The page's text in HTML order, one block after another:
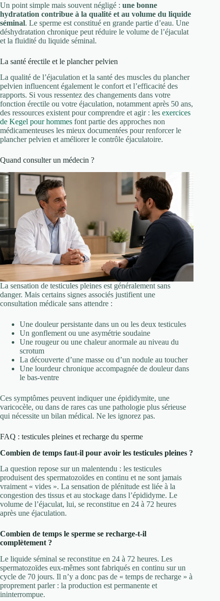
Un point simple mais souvent négligé : une bonne
hydratation contribue à la qualité et au volume du liquide
séminal. Le sperme est constitué en grande partie d’eau. Une
déshydratation chronique peut réduire le volume de l’éjaculat
et la fluidité du liquide séminal.
La santé érectile et le plancher pelvien
La qualité de l’éjaculation et la santé des muscles du plancher
pelvien influencent également le confort et l’efficacité des
rapports. Si vous ressentez des changements dans votre
fonction érectile ou votre éjaculation, notamment après 50 ans,
des ressources existent pour comprendre et agir : les exercices
de Kegel pour hommes font partie des approches non
médicamenteuses les mieux documentées pour renforcer le
plancher pelvien et améliorer le contrôle éjaculatoire.
Quand consulter un médecin ?
La sensation de testicules pleines est généralement sans
danger. Mais certains signes associés justifient une
consultation médicale sans attendre :
Une douleur persistante dans un ou les deux testicules
Un gonflement ou une asymétrie soudaine
Une rougeur ou une chaleur anormale au niveau du
scrotum
La découverte d’une masse ou d’un nodule au toucher
Une lourdeur chronique accompagnée de douleur dans
le bas-ventre
Ces symptômes peuvent indiquer une épididymite, une
varicocèle, ou dans de rares cas une pathologie plus sérieuse
qui nécessite un bilan médical. Ne les ignorez pas.
FAQ : testicules pleines et recharge du sperme
Combien de temps faut-il pour avoir les testicules pleines ?
La question repose sur un malentendu : les testicules
produisent des spermatozoïdes en continu et ne sont jamais
vraiment « vides ». La sensation de plénitude est liée à la
congestion des tissus et au stockage dans l’épididyme. Le
volume de l’éjaculat, lui, se reconstitue en 24 à 72 heures
après une éjaculation.
Combien de temps le sperme se recharge-t-il
complètement ?
Le liquide séminal se reconstitue en 24 à 72 heures. Les
spermatozoïdes eux-mêmes sont fabriqués en continu sur un
cycle de 70 jours. Il n’y a donc pas de « temps de recharge » à
proprement parler : la production est permanente et
ininterrompue.